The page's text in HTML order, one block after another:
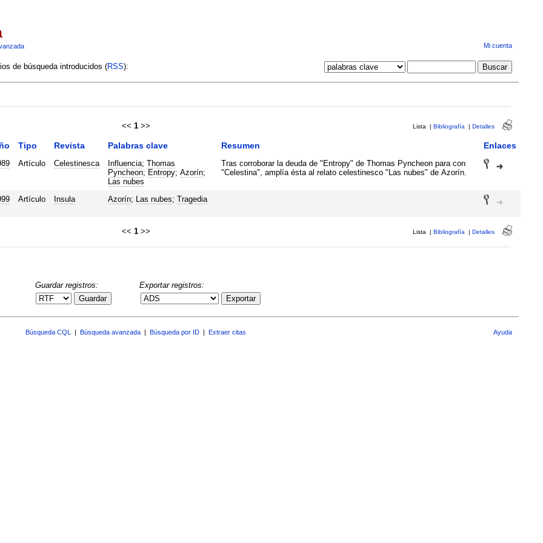
Mi cuenta
de búsqueda introducidos (RSS):
<< 1 >> Lista | Bibliografía | Detalles
Tipo Revista Palabras clave Resumen Enlaces
Artículo Celestinesca Influencia; Thomas
Pyncheon; Entropy; Azorín;
Las nubes
Tras corroborar la deuda de "Entropy" de Thomas Pyncheon para con
"Celestina", amplía ésta al relato celestinesco "Las nubes" de Azorín.
Artículo Insula Azorín; Las nubes; Tragedia
<< 1 >> Lista | Bibliografía | Detalles
Guardar registros:
Guardar
Exportar registros:
Exportar
Búsqueda CQL Búsqueda avanzada Búsqueda por ID Extraer citas Ayuda